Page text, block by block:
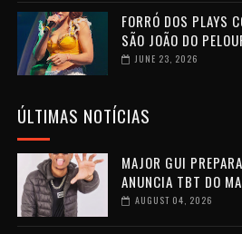
FORRÓ DOS PLAYS
SÃO JOÃO DO
JUNE 23, 2026
ÚLTIMAS NOTÍCIAS
MAJOR GUI
ANUNCIA TBT DO
AUGUST 04, 2026